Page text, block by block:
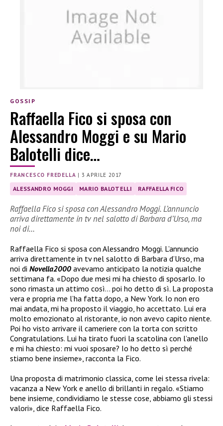
GOSSIP
Raffaella Fico si sposa con
Alessandro Moggi e su Mario
Balotelli dice…
FRANCESCO FREDELLA | 3 APRILE 2017
ALESSANDRO MOGGI MARIO BALOTELLI RAFFAELLA FICO
Raffaella Fico si sposa con Alessandro Moggi. L’annuncio
arriva direttamente in tv nel salotto di Barbara d’Urso, ma
noi di…
Raffaella Fico si sposa con Alessandro Moggi. L’annuncio
arriva direttamente in tv nel salotto di Barbara d’Urso, ma
noi di Novella2000 avevamo anticipato la notizia qualche
settimana fa. «Dopo due mesi mi ha chiesto di sposarlo. Io
sono rimasta un attimo così… poi ho detto di sì. La proposta
vera e propria me l’ha fatta dopo, a New York. Io non ero
mai andata, mi ha proposto il viaggio, ho accettato. Lui era
molto emozionato al ristorante, io non avevo capito niente.
Poi ho visto arrivare il cameriere con la torta con scritto
Congratulations. Lui ha tirato fuori la scatolina con l’anello
e mi ha chiesto: mi vuoi sposare? Io ho detto sì perché
stiamo bene insieme», racconta la Fico.
Una proposta di matrimonio classica, come lei stessa rivela:
vacanza a New York e anello di brillanti in regalo. «Stiamo
bene insieme, condividiamo le stesse cose, abbiamo gli stessi
valori», dice Raffaella Fico.